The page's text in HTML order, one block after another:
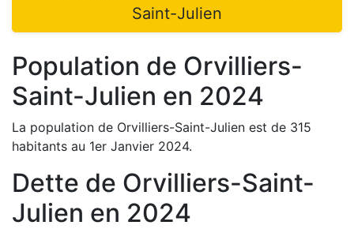
Saint-Julien
Population de Orvilliers-
Saint-Julien en 2024
La population de Orvilliers-Saint-Julien est de 315
habitants au 1er Janvier 2024.
Dette de Orvilliers-Saint-
Julien en 2024